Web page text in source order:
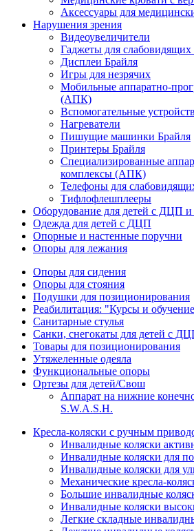
Аксессуары для
Нарушения зрения
Видеоувеличители
Гаджеты для слабовидящих
Дисплеи Брайля
Игры для незрячих
Мобильные аппаратно-
(АПК)
Вспомогательные
Нагреватели
Пишущие машинки Брайля
Принтеры Брайля
Специализированные
комплексы (АПК)
Телефоны для
Тифлофлешплееры
Оборудование для детей с ДЦП и
Одежда для детей с ДЦП
Опорные и настенные поручни
Опоры для лежания
Опоры для сидения
Опоры для стояния
Подушки для позиционирования
Реабилитация: "Курсы и обучение
Санитарные стулья
Санки, снегокаты для детей с
Товары для позиционирования
Утяжеленные одеяла
Функциональные опоры
Ортезы для детей/Свош
Аппарат на нижние
S.W.A.S.H.
Кресла-коляски с ручным
Инвалидные коляски
Инвалидные коляски для
Инвалидные коляски для
Механические кресла-
Большие инвалидные
Инвалидные коляски
Легкие складные